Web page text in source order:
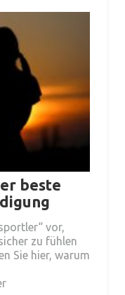
beste
vor,
zu fühlen
Sie hier, warum